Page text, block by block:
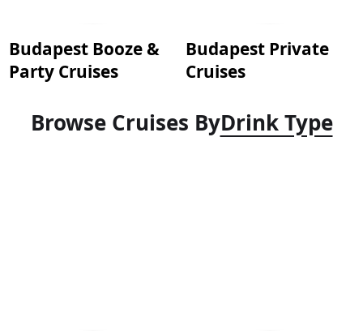
Budapest Booze &
Party Cruises
Budapest Private
Cruises
Browse Cruises ByDrink Type